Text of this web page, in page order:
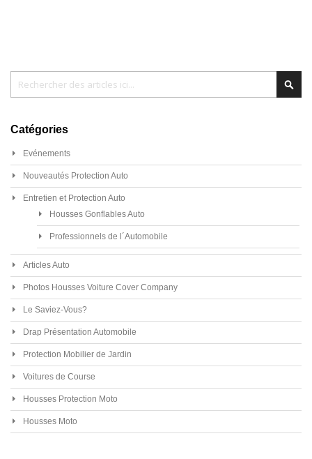
Catégories
Evénements
Nouveautés Protection Auto
Entretien et Protection Auto
Housses Gonflables Auto
Professionnels de l´Automobile
Articles Auto
Photos Housses Voiture Cover Company
Le Saviez-Vous?
Drap Présentation Automobile
Protection Mobilier de Jardin
Voitures de Course
Housses Protection Moto
Housses Moto